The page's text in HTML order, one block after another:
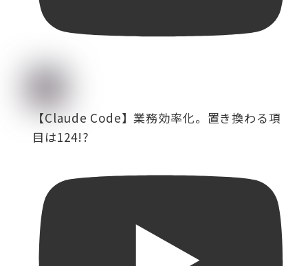
【Claude Code】業務効率化。置き換わる項
目は124!?